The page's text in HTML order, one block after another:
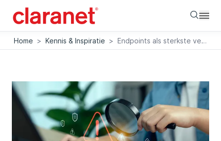
Home > Kennis & Inspiratie > Endpoints als sterkste verdedigingslinie dankzij EDR